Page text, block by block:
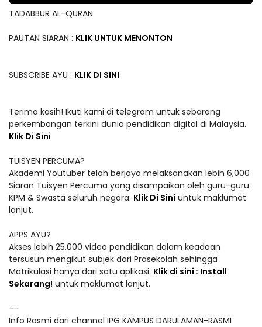
TADABBUR AL-QURAN
PAUTAN SIARAN : KLIK UNTUK MENONTON
SUBSCRIBE AYU : KLIK DI SINI
Terima kasih! Ikuti kami di telegram untuk sebarang
perkembangan terkini dunia pendidikan digital di Malaysia.
Klik Di Sini
TUISYEN PERCUMA?
Akademi Youtuber telah berjaya melaksanakan lebih 6,000
Siaran Tuisyen Percuma yang disampaikan oleh guru-guru
KPM & Swasta seluruh negara. Klik Di Sini untuk maklumat
lanjut.
APPS AYU?
Akses lebih 25,000 video pendidikan dalam keadaan
tersusun mengikut subjek dari Prasekolah sehingga
Matrikulasi hanya dari satu aplikasi. Klik di sini : Install
Sekarang! untuk maklumat lanjut.
--
Info Rasmi dari channel IPG KAMPUS DARULAMAN-RASMI